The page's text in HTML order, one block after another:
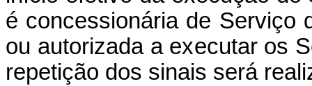
é concessionária de Serviço
ou autorizada a executar os
repetição dos sinais será